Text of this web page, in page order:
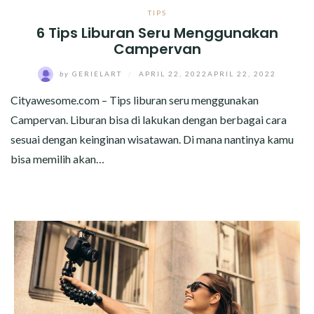
TIPS
6 Tips Liburan Seru Menggunakan
Campervan
by GERIELART APRIL 22, 2022 APRIL 22, 2022
Cityawesome.com – Tips liburan seru menggunakan
Campervan. Liburan bisa di lakukan dengan berbagai cara
sesuai dengan keinginan wisatawan. Di mana nantinya kamu
bisa memilih akan…